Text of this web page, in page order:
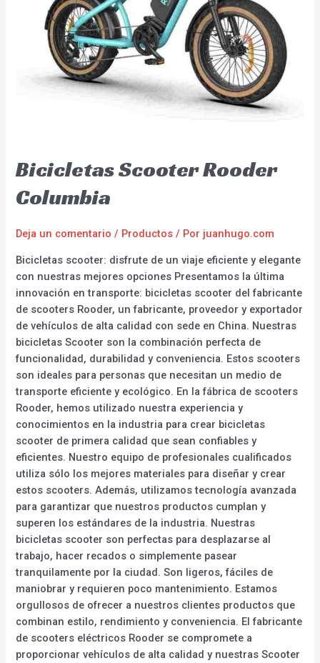
Bicicletas Scooter Rooder
Columbia
Deja un comentario / Productos / Por juanhugo.com
Bicicletas scooter: disfrute de un viaje eficiente y elegante
con nuestras mejores opciones Presentamos la última
innovación en transporte: bicicletas scooter del fabricante
de scooters Rooder, un fabricante, proveedor y exportador
de vehículos de alta calidad con sede en China. Nuestras
bicicletas Scooter son la combinación perfecta de
funcionalidad, durabilidad y conveniencia. Estos scooters
son ideales para personas que necesitan un medio de
transporte eficiente y ecológico. En la fábrica de scooters
Rooder, hemos utilizado nuestra experiencia y
conocimientos en la industria para crear bicicletas
scooter de primera calidad que sean confiables y
eficientes. Nuestro equipo de profesionales cualificados
utiliza sólo los mejores materiales para diseñar y crear
estos scooters. Además, utilizamos tecnología avanzada
para garantizar que nuestros productos cumplan y
superen los estándares de la industria. Nuestras
bicicletas scooter son perfectas para desplazarse al
trabajo, hacer recados o simplemente pasear
tranquilamente por la ciudad. Son ligeros, fáciles de
maniobrar y requieren poco mantenimiento. Estamos
orgullosos de ofrecer a nuestros clientes productos que
combinan estilo, rendimiento y conveniencia. El fabricante
de scooters eléctricos Rooder se compromete a
proporcionar vehículos de alta calidad y nuestras Scooter